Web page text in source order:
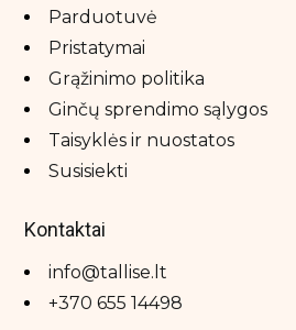
Parduotuvė
Pristatymai
Grąžinimo politika
Ginčų sprendimo sąlygos
Taisyklės ir nuostatos
Susisiekti
Kontaktai
info@tallise.lt
+370 655 14498